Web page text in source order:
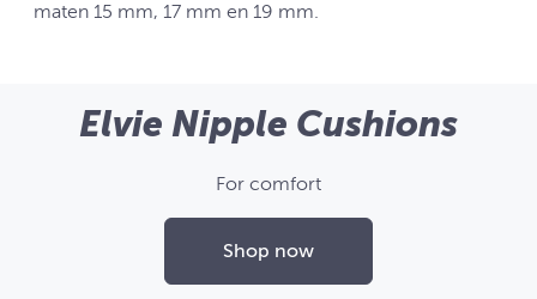
maten 15 mm, 17 mm en 19 mm.
Elvie Nipple Cushions
For comfort
Shop now